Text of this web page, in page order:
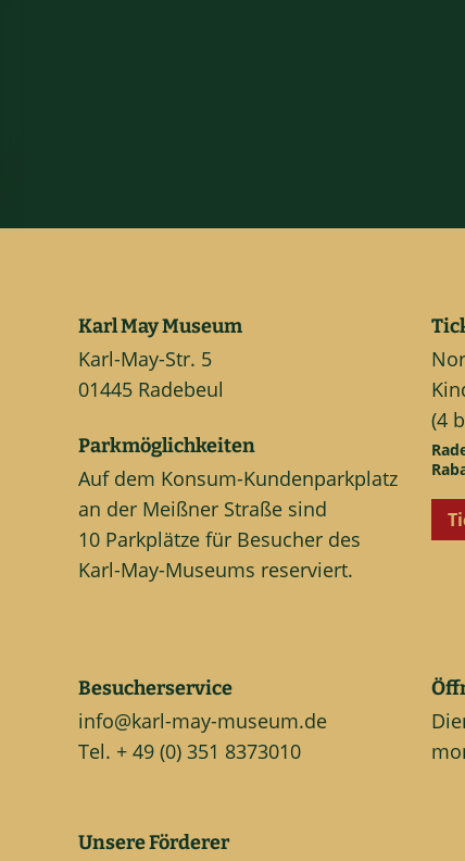
Karl May Museum
Karl-May-Str. 5
01445 Radebeul
Parkmöglichkeiten
Auf dem Konsum-Kundenparkplatz
an der Meißner Straße sind
10 Parkplätze für Besucher des
Karl-May-Museums reserviert.
(4
Besucherservice
info@karl-may-museum.de
Tel. + 49 (0) 351 8373010
Unsere Förderer